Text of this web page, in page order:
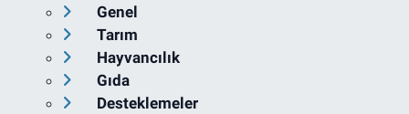
Genel
Tarım
Hayvancılık
Gıda
Desteklemeler